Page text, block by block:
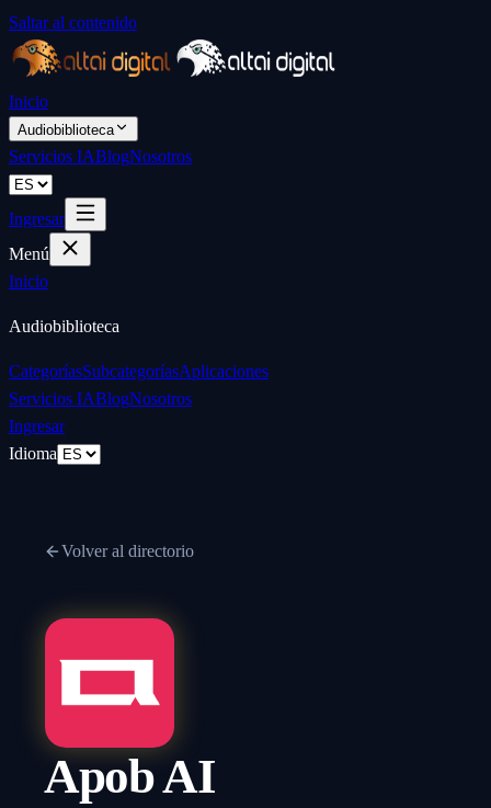
Saltar al contenido
Inicio
Audiobiblioteca
Servicios IABlogNosotros
Ingresar
Menú
Inicio
Audiobiblioteca
CategoríasSubcategoríasAplicaciones
Servicios IABlogNosotros
Ingresar
Idioma
Volver al directorio
Apob AI